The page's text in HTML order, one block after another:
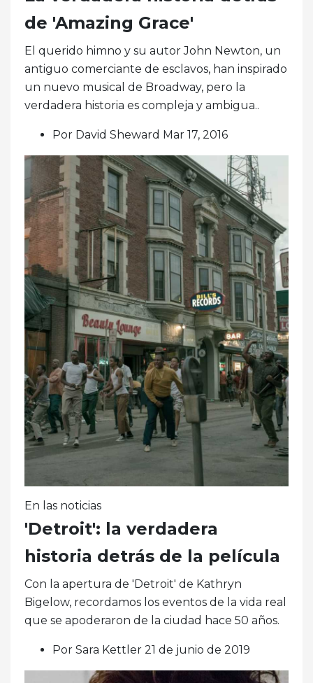
de 'Amazing Grace'
El querido himno y su autor John Newton, un
antiguo comerciante de esclavos, han inspirado
un nuevo musical de Broadway, pero la
verdadera historia es compleja y ambigua..
Por David Sheward Mar 17, 2016
En las noticias
'Detroit': la verdadera
historia detrás de la película
Con la apertura de 'Detroit' de Kathryn
Bigelow, recordamos los eventos de la vida real
que se apoderaron de la ciudad hace 50 años.
Por Sara Kettler 21 de junio de 2019